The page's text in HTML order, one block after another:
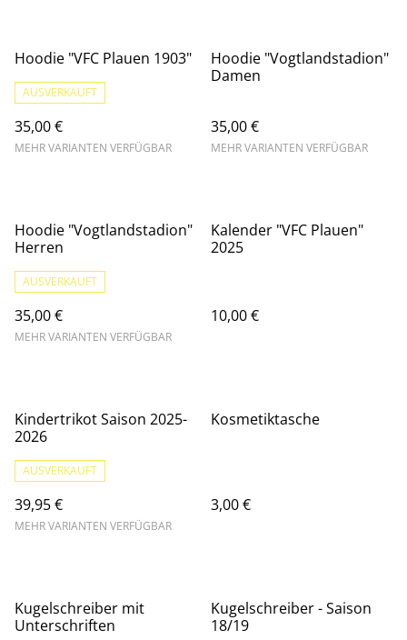
Hoodie "VFC Plauen 1903"
AUSVERKAUFT
35,00 €
MEHR VARIANTEN VERFÜGBAR
Hoodie "Vogtlandstadion"
Damen
35,00 €
MEHR VARIANTEN VERFÜGBAR
Hoodie "Vogtlandstadion"
Herren
AUSVERKAUFT
35,00 €
MEHR VARIANTEN VERFÜGBAR
Kalender "VFC Plauen"
2025
10,00 €
Kindertrikot Saison 2025-
2026
AUSVERKAUFT
39,95 €
MEHR VARIANTEN VERFÜGBAR
Kosmetiktasche
3,00 €
Kugelschreiber mit
Unterschriften
Kugelschreiber - Saison
18/19